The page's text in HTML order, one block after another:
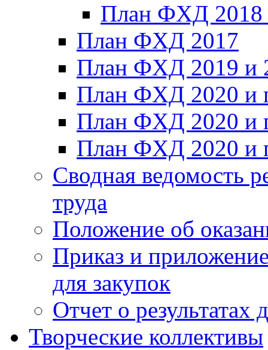
План ФХД
План ФХД 2017
План ФХД 2019 и
План ФХД 2020 и
План ФХД 2020 и
План ФХД 2020 и
Сводная ведомость
труда
Положение об
Приказ и
для закупок
Отчет о результатах
Творческие коллективы